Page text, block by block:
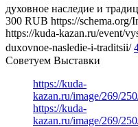
духовное наследие и
300 RUB https://schema.org/
https://kuda-kazan.ru/event/
duxovnoe-nasledie-i-traditsii/
Советуем Выставки
https://kuda-
kazan.ru/image/269/
https://kuda-
kazan.ru/image/269/